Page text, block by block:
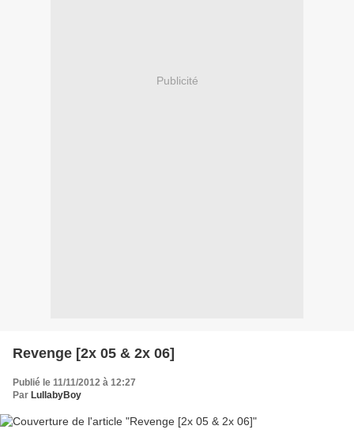
Publicité
Revenge [2x 05 & 2x 06]
Publié le 11/11/2012 à 12:27
Par LullabyBoy